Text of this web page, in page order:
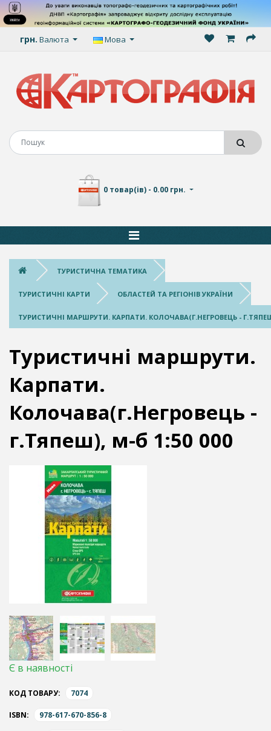
грн. Валюта Мова
0 товар(ів) - 0.00 грн.
ТУРИСТИЧНА ТЕМАТИКА
ТУРИСТИЧНІ КАРТИ ОБЛАСТЕЙ ТА РЕГІОНІВ УКРАЇНИ
ТУРИСТИЧНІ МАРШРУТИ. КАРПАТИ. КОЛОЧАВА(Г.НЕГРОВЕЦЬ -
Туристичні маршрути.
Карпати.
Колочава(г.Негровець -
г.Тяпеш), м-б 1:50 000
Є в наявності
КОД ТОВАРУ: 7074
ISBN: 978-617-670-856-8